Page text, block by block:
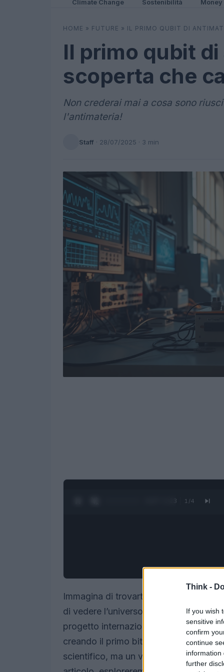
Think -
If you wish
sensitive
confirm
continue
information
further
Climate Change Sostenibilità Money
HOME » FUTURE » IL PRIMO QUBIT DI
Il primo qubit
scoperta che
Non crederai mai a cosa sono
l'antimateria!
Staff · 28/07/2025 · 3 min
0:28 / 1:23 1 /4
Immagina di trovarti di fronte a una
di vedere l’universo. Non crederai
progetto internazionale Base al Cern
creando il primo bit quantistico di
scientifico, ma un vero e proprio